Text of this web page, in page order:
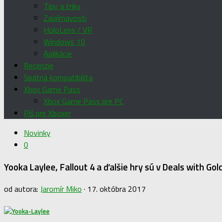
Tipy a triky
Zaujímavosti
HoloLens / VR
Windows 10
Aplikácie
Recenzie
Spätná kompatibilita
Xbox Game Pass
Xbox Game Pass pre PC
Píš pre Xboxer
Novinky
0
Yooka Laylee, Fallout 4 a ďalšie hry sú v Deals with
od autora: Jaromír Miko · 17. októbra 2017